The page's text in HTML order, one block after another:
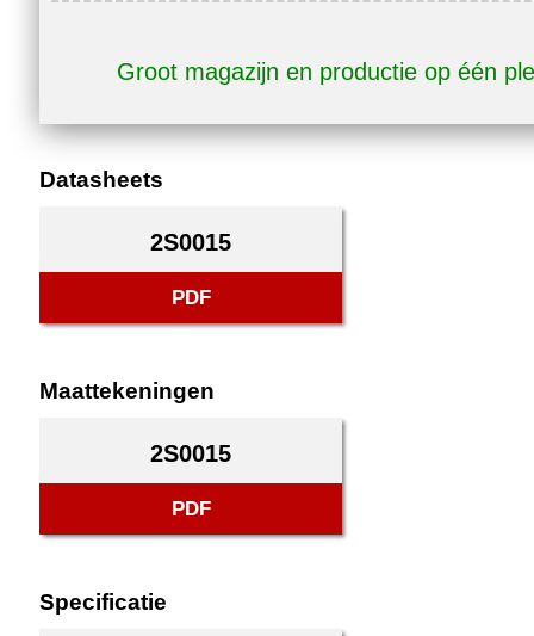
Groot magazijn en productie op één
Datasheets
2S0015
PDF
Maattekeningen
2S0015
PDF
Specificatie